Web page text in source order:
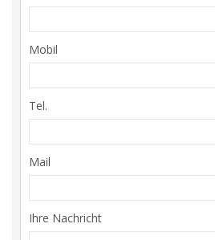
Mobil
Tel.
Mail
Ihre Nachricht